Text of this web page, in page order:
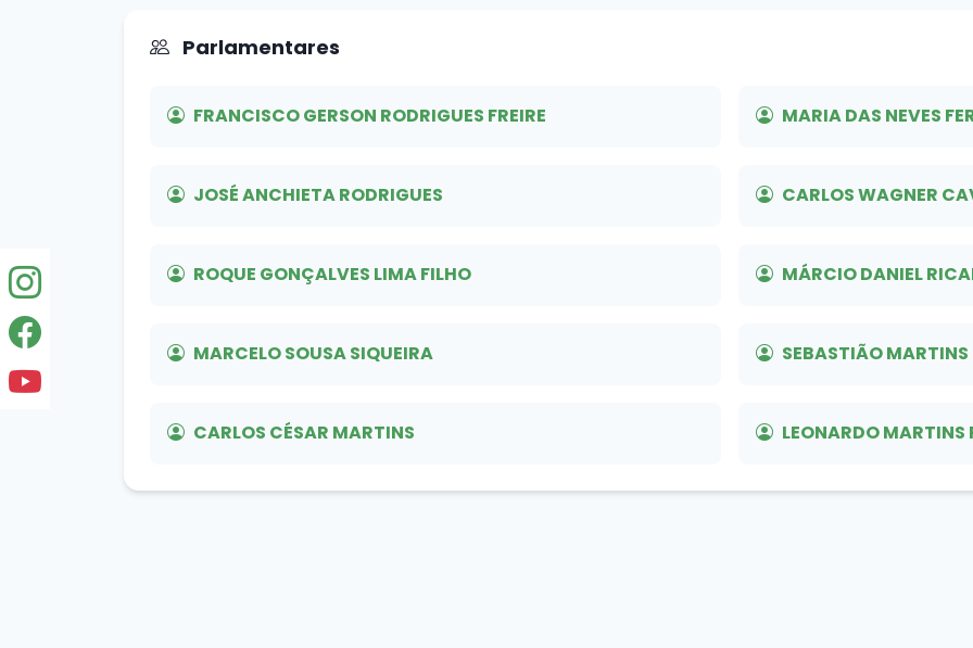
Parlamentares
FRANCISCO GERSON RODRIGUES FREIRE MARIA DAS NEVES
JOSÉ ANCHIETA RODRIGUES CARLOS WAGNER
ROQUE GONÇALVES LIMA FILHO MÁRCIO DANIEL
MARCELO SOUSA SIQUEIRA SEBASTIÃO
CARLOS CÉSAR MARTINS LEONARDO MARTINS